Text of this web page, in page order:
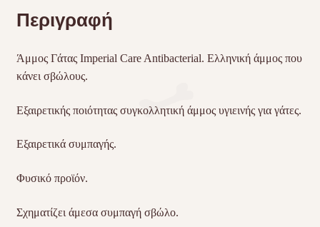
Περιγραφή
Άμμος Γάτας Imperial Care Antibacterial. Ελληνική άμμος που
κάνει σβώλους.
Εξαιρετικής ποιότητας συγκολλητική άμμος υγιεινής για γάτες.
Εξαιρετικά συμπαγής.
Φυσικό προϊόν.
Σχηματίζει άμεσα συμπαγή σβώλο.